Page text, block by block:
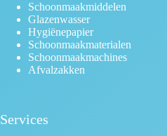
Schoonmaakmiddelen
Glazenwasser
Hygiënepapier
Schoonmaakmaterialen
Schoonmaakmachines
Afvalzakken
Services